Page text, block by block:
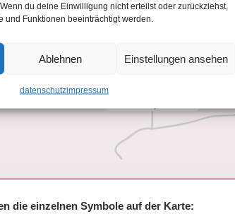
du deine Einwilligung nicht erteilst oder zurückziehst,
und Funktionen beeinträchtigt werden.
Ablehnen Einstellungen ansehen
datenschutzimpressum
die einzelnen Symbole auf der Karte: